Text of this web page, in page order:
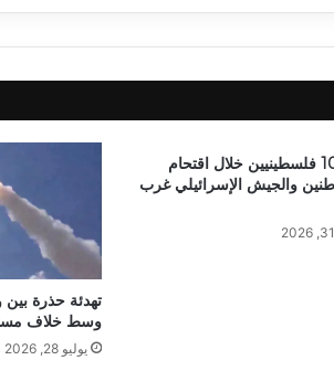
إصابة 10 فلسطينيين خلال اقتحام
والجيش الإسرائيلي غرب
تهدئة حذرة
وسط خلاف
يوليو 28, 2026